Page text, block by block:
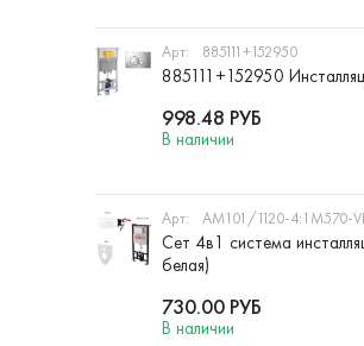
885111+152950
Арт: 885111+152950
В наличии
998.48 РУБ
Сет 4в1 система
белая)
Арт: AM101/1120-4:1M570-
В наличии
730.00 РУБ